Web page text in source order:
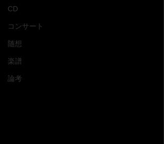
CD
コンサート
随想
楽譜
論考